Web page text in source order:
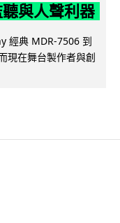
與人聲利器
經典 MDR-7506 到
現在舞台製作者與創